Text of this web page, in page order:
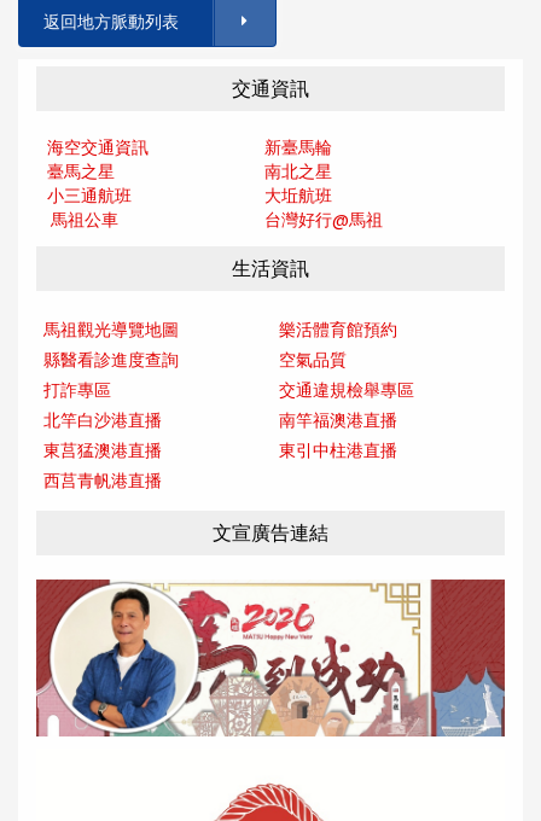
返回地方脈動列表
交通資訊
海空交通資訊
新臺馬輪
臺馬之星
南北之星
小三通航班
大坵航班
馬祖公車
台灣好行@馬祖
生活資訊
馬祖觀光導覽地圖
樂活體育館預約
縣醫看診進度查詢
空氣品質
打詐專區
交通違規檢舉專區
北竿白沙港直播
南竿福澳港直播
東莒猛澳港直播
東引中柱港直播
西莒青帆港直播
文宣廣告連結